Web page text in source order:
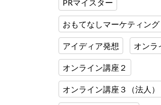
PRマイスター
おもてなしマーケティング
アイディア発想 オンラ
オンライン講座２
オンライン講座３（法人）